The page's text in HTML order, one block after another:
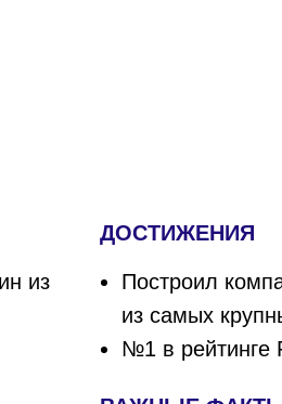
из
ДОСТИЖЕНИЯ
Построил
из самых
№1 в рейтинге